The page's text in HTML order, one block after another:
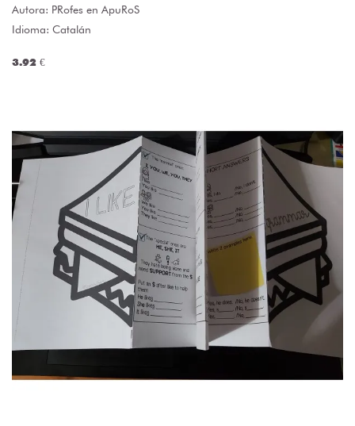
Autora: PRofes en ApuRoS
Idioma: Catalán
3.92 €